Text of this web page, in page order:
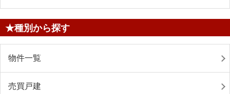
★種別から探す
物件一覧
売買戸建